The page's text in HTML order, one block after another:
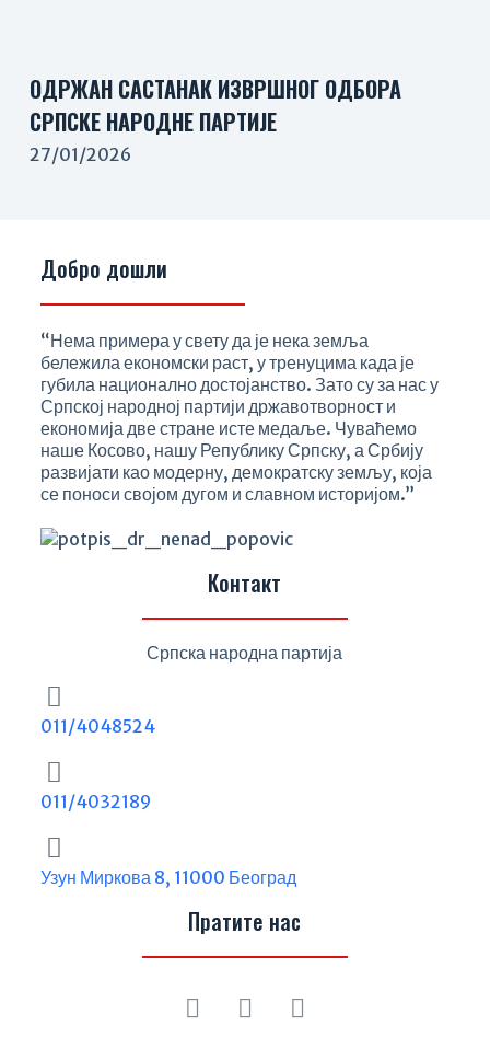
ОДРЖАН САСТАНАК ИЗВРШНОГ ОДБОРА
СРПСКЕ НАРОДНЕ ПАРТИЈЕ
27/01/2026
Добро дошли
“Нема примера у свету да је нека земља
бележила економски раст, у тренуцима када је
губила национално достојанство. Зато су за нас у
Српској народној партији државотворност и
економија две стране исте медаље. Чуваћемо
наше Косово, нашу Републику Српску, а Србију
развијати као модерну, демократску земљу, која
се поноси својом дугом и славном историјом.”
Контакт
Српска народна партија
011/4048524
011/4032189
Узун Миркова 8, 11000 Београд
Пратите нас